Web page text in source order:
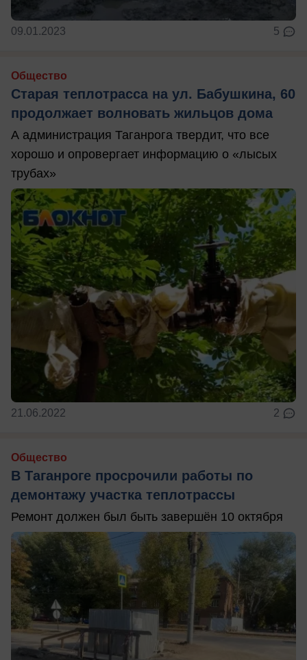
09.01.2023 5
Общество
Старая теплотрасса на ул. Бабушкина, 60
продолжает волновать жильцов дома
А администрация Таганрога твердит, что все
хорошо и опровергает информацию о «лысых
трубах»
21.06.2022 2
Общество
В Таганроге просрочили работы по
демонтажу участка теплотрассы
Ремонт должен был быть завершён 10 октября